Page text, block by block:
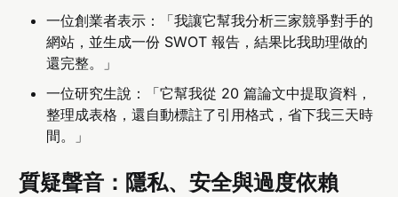
一位創業者表示：「我讓它幫我分析三家競爭對手的
網站，並生成一份 SWOT 報告，結果比我助理做的
還完整。」
一位研究生說：「它幫我從 20 篇論文中提取資料，
整理成表格，還自動標註了引用格式，省下我三天時
間。」
質疑聲音：隱私、安全與過度依賴